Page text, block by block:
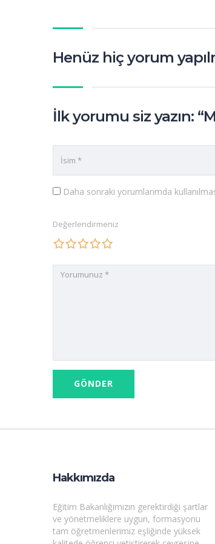
Henüz hiç yorum
İlk yorumu siz yazın:
Daha sonraki yorumlarımda
Değerlendirmeniz
Hakkımızda
Eğitim Bakanlığımızın gerektirdiği şartlar
ve yönetmeliklere uygun, formasyonu
tam öğretmenlerimiz eşliğinde yüksek